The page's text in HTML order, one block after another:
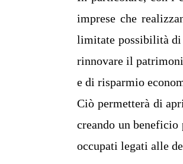
imprese che
limitate possibilità di
rinnovare il
e di risparmio
Ciò permetterà di
creando un
occupati legati alle